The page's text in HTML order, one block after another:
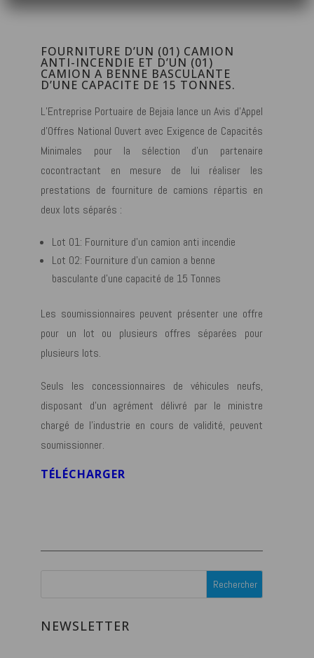
FOURNITURE D’UN (01) CAMION
ANTI-INCENDIE ET D’UN (01)
CAMION A BENNE BASCULANTE
D’UNE CAPACITE DE 15 TONNES.
L’Entreprise Portuaire de Bejaia lance un Avis d’Appel
d’Offres National Ouvert avec Exigence de Capacités
Minimales pour la sélection d’un partenaire
cocontractant en mesure de lui réaliser les
prestations de fourniture de camions répartis en
deux lots séparés :
Lot 01: Fourniture d’un camion anti incendie
Lot 02: Fourniture d’un camion a benne
basculante d’une capacité de 15 Tonnes
Les soumissionnaires peuvent présenter une offre
pour un lot ou plusieurs offres séparées pour
plusieurs lots.
Seuls les concessionnaires de véhicules neufs,
disposant d’un agrément délivré par le ministre
chargé de l’industrie en cours de validité, peuvent
soumissionner.
TÉLÉCHARGER
NEWSLETTER